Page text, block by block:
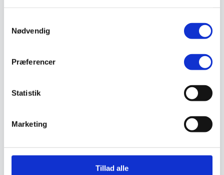
Nødvendig
Præferencer
Statistik
Marketing
Tillad alle
Skadedyrsbekæmpelse
Vejskilte
Sundhedsmiljø
Luftrenser